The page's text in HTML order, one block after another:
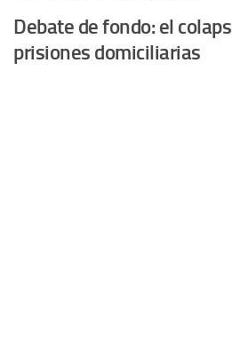
Debate de fondo: el
prisiones domiciliarias